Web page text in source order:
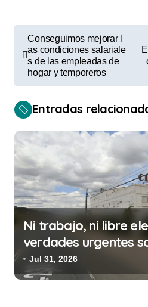
a
g
a
c
i
ó
n
d
e
e
Conseguimos mejorar l
as condiciones salariale
s de las empleadas de
hogar y temporeros
Entradas
Ni trabajo, ni libre
verdades urgentes
de la prostitución
Jul 31, 2026